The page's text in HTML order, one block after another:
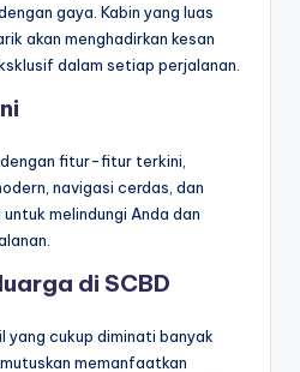
gaya. Kabin yang luas
akan menghadirkan kesan
dalam setiap perjalanan.
dengan fitur-fitur terkini,
navigasi cerdas, dan
melindungi Anda dan
di SCBD
yang cukup diminati banyak
memanfaatkan